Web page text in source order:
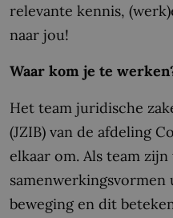
relevante kennis,
naar jou!
Waar kom je te
Het team juridische
(JZIB) van de afdeling
elkaar om. Als team
beweging en dit